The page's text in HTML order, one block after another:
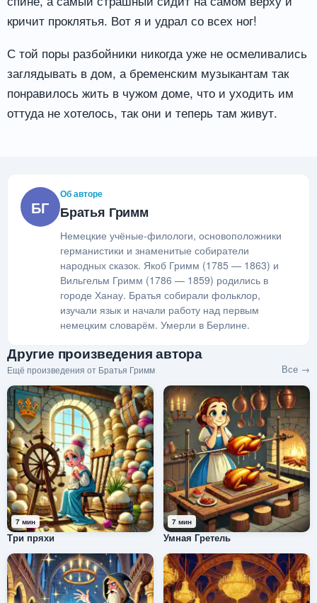
кричит проклятья. Вот я и удрал со всех ног!
С той поры разбойники никогда уже не осмеливались
заглядывать в дом, а бременским музыкантам так
понравилось жить в чужом доме, что и уходить им
оттуда не хотелось, так они и теперь там живут.
БГ
Об авторе
Братья Гримм
Немецкие учёные-филологи, основоположники
германистики и знаменитые собиратели
народных сказок. Якоб Гримм (1785 — 1863) и
Вильгельм Гримм (1786 — 1859) родились в
городе Ханау. Братья собирали фольклор,
изучали язык и начали работу над первым
немецким словарём. Умерли в Берлине.
Другие произведения автора
Ещё произведения от Братья Гримм Все →
7 мин
Три пряхи
7 мин
Умная Гретель